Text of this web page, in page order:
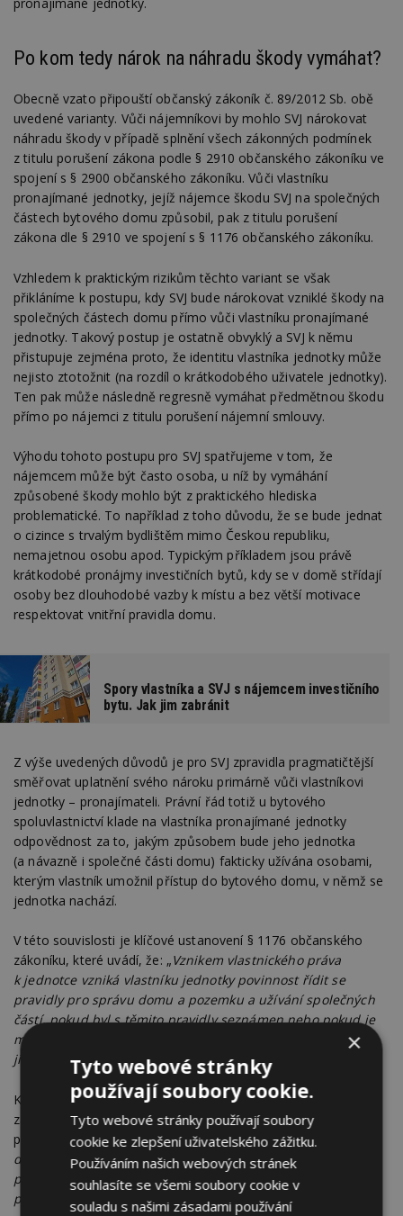
Po kom tedy nárok na náhradu škody vymáhat?
Obecně vzato připouští občanský zákoník č. 89/2012 Sb. obě
uvedené varianty. Vůči nájemníkovi by mohlo SVJ nárokovat
náhradu škody v případě splnění všech zákonných podmínek
z titulu porušení zákona podle § 2910 občanského zákoníku ve
spojení s § 2900 občanského zákoníku. Vůči vlastníku
pronajímané jednotky, jejíž nájemce škodu SVJ na společných
částech bytového domu způsobil, pak z titulu porušení
zákona dle § 2910 ve spojení s § 1176 občanského zákoníku.
Vzhledem k praktickým rizikům těchto variant se však
přikláníme k postupu, kdy SVJ bude nárokovat vzniklé škody na
společných částech domu přímo vůči vlastníku pronajímané
jednotky. Takový postup je ostatně obvyklý a SVJ k němu
přistupuje zejména proto, že identitu vlastníka jednotky může
nejisto ztotožnit (na rozdíl o krátkodobého uživatele jednotky).
Ten pak může následně regresně vymáhat předmětnou škodu
přímo po nájemci z titulu porušení nájemní smlouvy.
Výhodu tohoto postupu pro SVJ spatřujeme v tom, že
nájemcem může být často osoba, u níž by vymáhání
způsobené škody mohlo být z praktického hlediska
problematické. To například z toho důvodu, že se bude jednat
o cizince s trvalým bydlištěm mimo Českou republiku,
nemajetnou osobu apod. Typickým příkladem jsou právě
krátkodobé pronájmy investičních bytů, kdy se v domě střídají
osoby bez dlouhodobé vazby k místu a bez větší motivace
respektovat vnitřní pravidla domu.
Spory vlastníka a SVJ s nájemcem investičního
bytu. Jak jim zabránit
Z výše uvedených důvodů je pro SVJ zpravidla pragmatičtější
směřovat uplatnění svého nároku primárně vůči vlastníkovi
jednotky – pronajímateli. Právní řád totiž u bytového
spoluvlastnictví klade na vlastníka pronajímané jednotky
odpovědnost za to, jakým způsobem bude jeho jednotka
(a návazně i společné části domu) fakticky užívána osobami,
kterým vlastník umožnil přístup do bytového domu, v němž se
jednotka nachází.
V této souvislosti je klíčové ustanovení § 1176 občanského
zákoníku, které uvádí, že: „Vznikem vlastnického práva
k jednotce vzniká vlastníku jednotky povinnost řídit se
pravidly pro správu domu a pozemku a užívání společných
částí, pokud byl s těmito pravidly seznámen nebo pokud je
měl a mohl znát, jakož i zajistit jejich dodržování osobami,
jimž umožnil přístup do domu nebo bytu.“
Komentářová literatura k tomuto ustanovení občanského
zákoníku pak tuto povinnost vlastníka bytové jednotky rovněž
potvrzuje: „Jakmile vlastník umožní dalším osobám přístup
do domu nebo do bytu, je povinen vyžadovat dodržování
pravidel pro správu domu a užívání společných částí
po těchto osobách
×
Tyto webové stránky
používají soubory cookie.
Tyto webové stránky používají soubory
cookie ke zlepšení uživatelského zážitku.
Používáním našich webových stránek
souhlasíte se všemi soubory cookie v
souladu s našimi zásadami používání